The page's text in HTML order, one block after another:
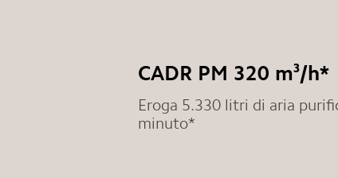
CADR PM 320 m³/h*
Eroga 5.330 litri di aria
minuto*